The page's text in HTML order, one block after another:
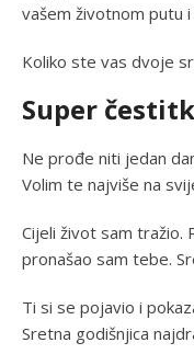
vašem životnom putu
Koliko ste vas dvoje
Super
Ne prođe niti jedan
Volim te najviše na
Cijeli život sam tražio.
pronašao sam tebe.
Ti si se pojavio i
Sretna godišnjica